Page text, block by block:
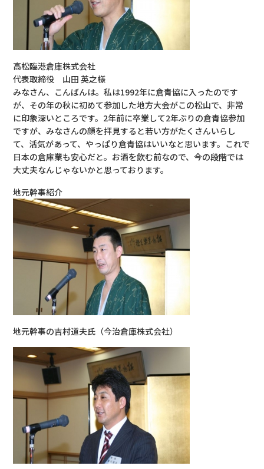
高松臨港倉庫株式会社
代表取締役 山田 英之様
みなさん、こんばんは。私は1992年に倉青協に入ったのです
が、その年の秋に初めて参加した地方大会がこの松山で、非常
に印象深いところです。2年前に卒業して2年ぶりの倉青協参加
ですが、みなさんの顔を拝見すると若い方がたくさんいらし
て、活気があって、やっぱり倉青協はいいなと思います。これで
日本の倉庫業も安心だと。お酒を飲む前なので、今の段階では
大丈夫なんじゃないかと思っております。
地元幹事紹介
地元幹事の吉村道夫氏（今治倉庫株式会社）